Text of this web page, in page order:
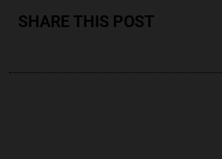
SHARE THIS POST